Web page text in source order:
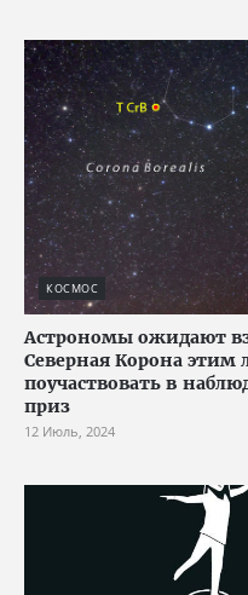
КОСМОС
Астрономы ожидают
Северная Корона этим
поучаствовать в
приз
12 Июль, 2024